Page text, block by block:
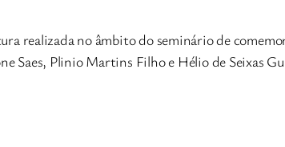
realizada no âmbito do seminário de
Saes, Plinio Martins Filho e Hélio de Seixas